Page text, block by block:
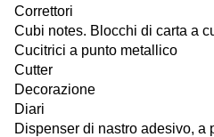
Correttori
Cubi notes. Blocchi di carta a
Cucitrici a punto metallico
Cutter
Decorazione
Diari
Dispenser di nastro adesivo, a